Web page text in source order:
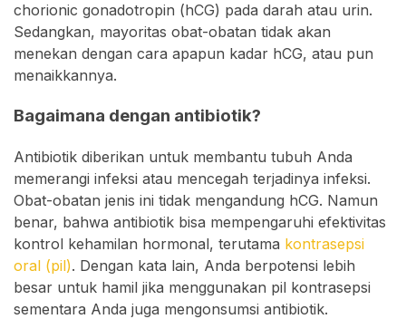
chorionic gonadotropin (hCG) pada darah atau urin.
Sedangkan, mayoritas obat-obatan tidak akan
menekan dengan cara apapun kadar hCG, atau pun
menaikkannya.
Bagaimana dengan antibiotik?
Antibiotik diberikan untuk membantu tubuh Anda
memerangi infeksi atau mencegah terjadinya infeksi.
Obat-obatan jenis ini tidak mengandung hCG. Namun
benar, bahwa antibiotik bisa mempengaruhi efektivitas
kontrol kehamilan hormonal, terutama kontrasepsi
oral (pil). Dengan kata lain, Anda berpotensi lebih
besar untuk hamil jika menggunakan pil kontrasepsi
sementara Anda juga mengonsumsi antibiotik.